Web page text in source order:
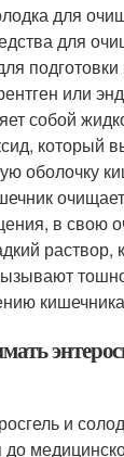
для
для
или
собой
который
оболочку
в свою
и